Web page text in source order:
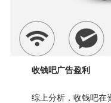
收钱吧广告盈利
综上分析，收钱吧在